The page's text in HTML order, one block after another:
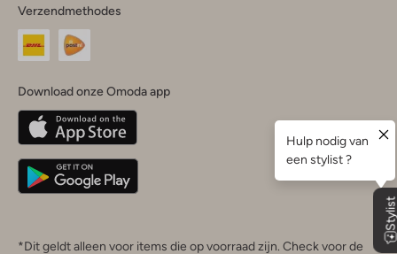
je
land
Nederland
Belgique(Français)
Deutschland
Verzendmethodes
Download onze Omoda app
*Dit geldt alleen voor items die op voorraad zijn. Check voor de